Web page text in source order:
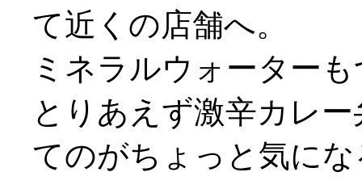
て近くの店舗へ。
ミネラルウォーター
とりあえず激辛カレ
てのがちょっと気に